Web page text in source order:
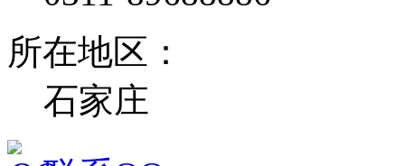
所在地区：
石家庄